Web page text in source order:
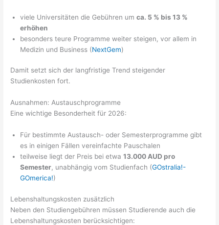
viele Universitäten die Gebühren umca. 5 % bis 13 %
erhöhen
besonders teure Programme weiter steigen, vor allem in
Medizin und Business (NextGem)
Damit setzt sich der langfristige Trend steigender
Studienkosten fort.
Ausnahmen: Austauschprogramme
Eine wichtige Besonderheit für 2026:
Für bestimmte Austausch- oder Semesterprogramme gibt
es in einigen Fällen vereinfachte Pauschalen
teilweise liegt der Preis bei etwa13.000 AUD pro
Semester, unabhängig vom Studienfach (GOstralia!-
GOmerica!)
Lebenshaltungskosten zusätzlich
Neben den Studiengebühren müssen Studierende auch die
Lebenshaltungskosten berücksichtigen: